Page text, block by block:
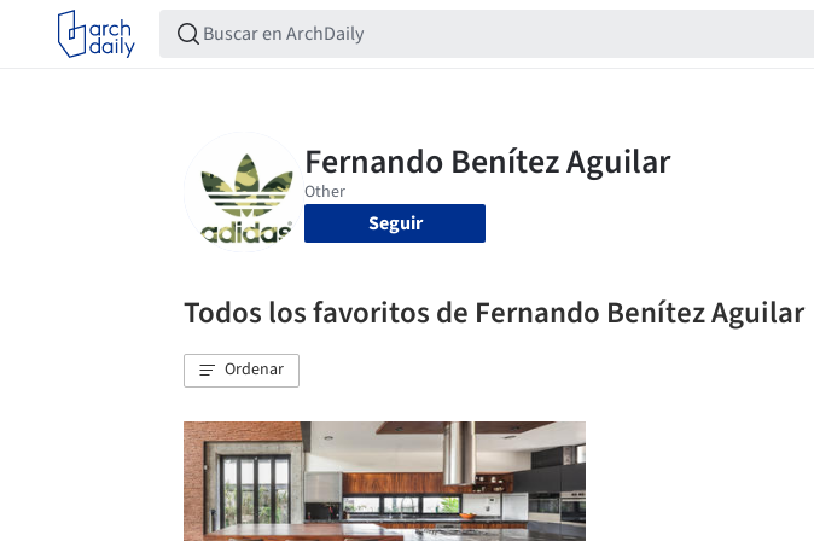
Seguir
Todos los favoritos de Fernando Benítez Aguilar
Ordenar